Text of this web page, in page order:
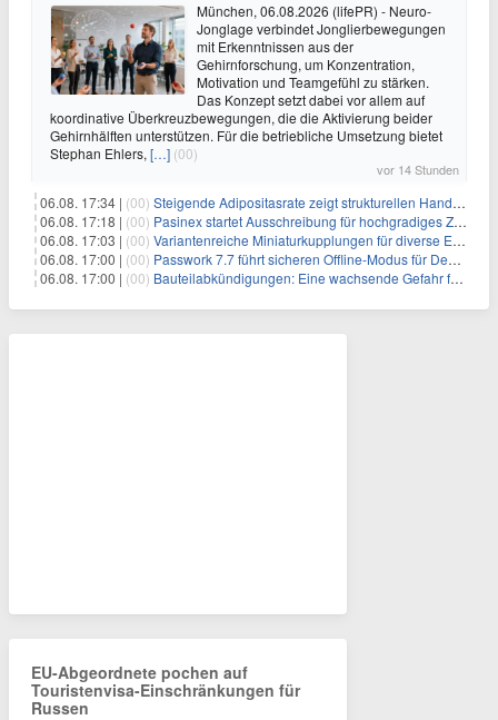
München, 06.08.2026 (lifePR) - Neuro-
Jonglage verbindet Jonglierbewegungen
mit Erkenntnissen aus der
Gehirnforschung, um Konzentration,
Motivation und Teamgefühl zu stärken.
Das Konzept setzt dabei vor allem auf
koordinative Überkreuzbewegungen, die die Aktivierung beider
Gehirnhälften unterstützen. Für die betriebliche Umsetzung bietet
Stephan Ehlers, […] (00)
vor 14 Stunden
06.08. 17:34 | (00) Steigende Adipositasrate zeigt strukturellen Handlungsbedarf bei der Ernährung schulpflichtiger Kinder
06.08. 17:18 | (00) Pasinex startet Ausschreibung für hochgradiges Zinksulfidkonzentrat mit Germanium- und Silbergehalten und stellt ein Betriebsupdate bereit
06.08. 17:03 | (00) Variantenreiche Miniaturkupplungen für diverse Einsatzbereiche
06.08. 17:00 | (00) Passwork 7.7 führt sicheren Offline-Modus für Desktop- und Mobile-Apps ein
06.08. 17:00 | (00) Bauteilabkündigungen: Eine wachsende Gefahr für industrielle Elektroniksysteme
EU-Abgeordnete pochen auf
Touristenvisa-Einschränkungen für
Russen